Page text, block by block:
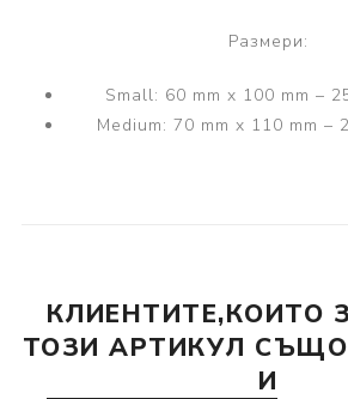
Размери:
Small: 60 mm x 100 mm –
Medium: 70 mm x 110 mm –
КЛИЕНТИТЕ,КОИТО
ТОЗИ АРТИКУЛ
И